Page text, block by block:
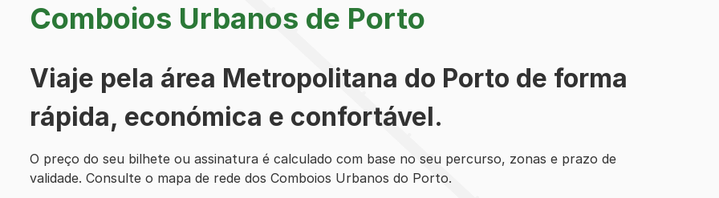
Comboios Urbanos de Porto
Viaje pela área Metropolitana do Porto de forma
rápida, económica e confortável.
O preço do seu bilhete ou assinatura é calculado com base no seu percurso, zonas e prazo de
validade. Consulte o mapa de rede dos Comboios Urbanos do Porto.